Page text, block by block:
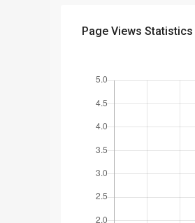
Page Views Statistics